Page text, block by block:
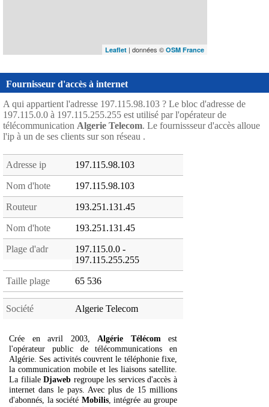
Leaflet | données © OSM France
Fournisseur d'accès à internet
A qui appartient l'adresse 197.115.98.103 ? Le bloc d'adresse de
197.115.0.0 à 197.115.255.255 est utilisé par l'opérateur de
télécommunication Algerie Telecom. Le fournissseur d'accès alloue
l'ip à un de ses clients sur son réseau .
Adresse ip 197.115.98.103
Nom d'hote 197.115.98.103
Routeur 193.251.131.45
Nom d'hote 193.251.131.45
Plage d'adr
197.115.0.0 -
197.115.255.255
Taille plage 65 536
Société Algerie Telecom
Crée en avril 2003, Algérie Télécom est
l'opérateur public de télécommunications en
Algérie. Ses activités couvrent le téléphonie fixe,
la communication mobile et les liaisons satellite.
La filialeDjaweb regroupe les services d'accès à
internet dans le pays. Avec plus de 15 millions
d'abonnés, la société Mobilis, intégrée au groupe